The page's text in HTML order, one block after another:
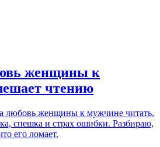
женщины к
чтению
любовь женщины к мужчине читать,
спешка и страх ошибки. Разбираю,
его ломает.